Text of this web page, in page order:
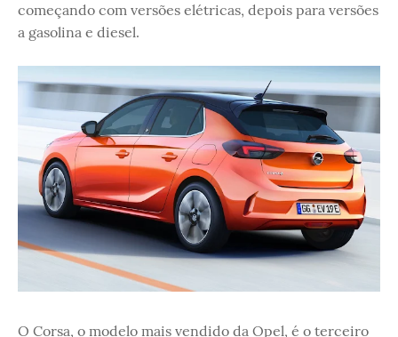
começando com versões elétricas, depois para versões
a gasolina e diesel.
O Corsa, o modelo mais vendido da Opel, é o terceiro